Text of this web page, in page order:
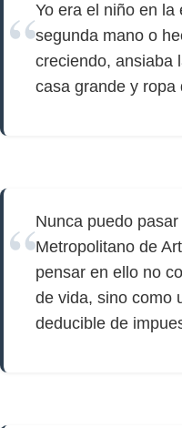
Yo era el niño en la
segunda mano o
creciendo, ansiaba
casa grande y ropa
Nunca puedo
Metropolitano de
pensar en ello no
de vida, sino como
deducible de